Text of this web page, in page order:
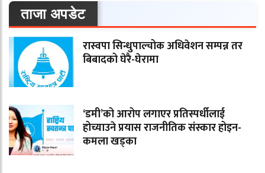
ताजा अपडेट
रास्वपा सिन्धुपाल्चोक अधिवेशन सम्पन्न तर
बिबादको घेरै-घेरामा
‘डमी’को आरोप लगाएर प्रतिस्पर्धीलाई
होच्याउने प्रयास राजनीतिक संस्कार होइन-
कमला खड्का